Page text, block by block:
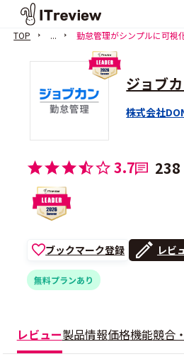
TOP ... 勤怠管理がシンプルに可視
ジョブ
株式会社
3.7 238
ブックマーク登録 レビ
無料プランあり
レビュー製品情報価格機能競合